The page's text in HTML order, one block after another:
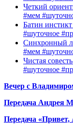
Четкий
#мем
Батин
#шуточное
Синхронный
#мем
Чистая
#шуточное
Вечер с
Передача Андрея
Передача «Привет,